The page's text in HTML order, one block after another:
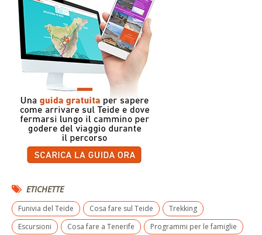
ETICHETTE
Funivia del Teide Cosa fare sul Teide
Trekking
Escursioni
Cosa fare a Tenerife
Programmi per le famiglie